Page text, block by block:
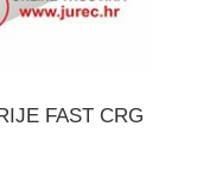
FAST CRG